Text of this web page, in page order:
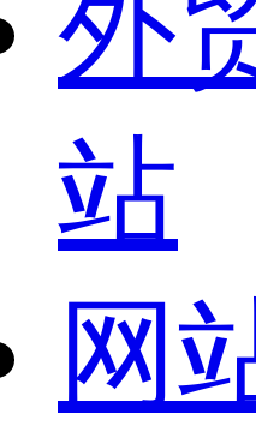
外
站
网